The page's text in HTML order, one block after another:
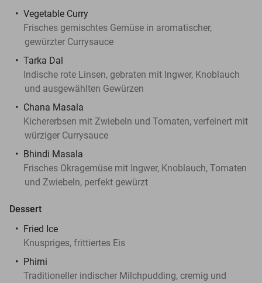
Vegetable Curry
Frisches gemischtes Gemüse in aromatischer,
gewürzter Currysauce
Tarka Dal
Indische rote Linsen, gebraten mit Ingwer, Knoblauch
und ausgewählten Gewürzen
Chana Masala
Kichererbsen mit Zwiebeln und Tomaten, verfeinert mit
würziger Currysauce
Bhindi Masala
Frisches Okragemüse mit Ingwer, Knoblauch, Tomaten
und Zwiebeln, perfekt gewürzt
Dessert
Fried Ice
Knuspriges, frittiertes Eis
Phirni
Traditioneller indischer Milchpudding, cremig und